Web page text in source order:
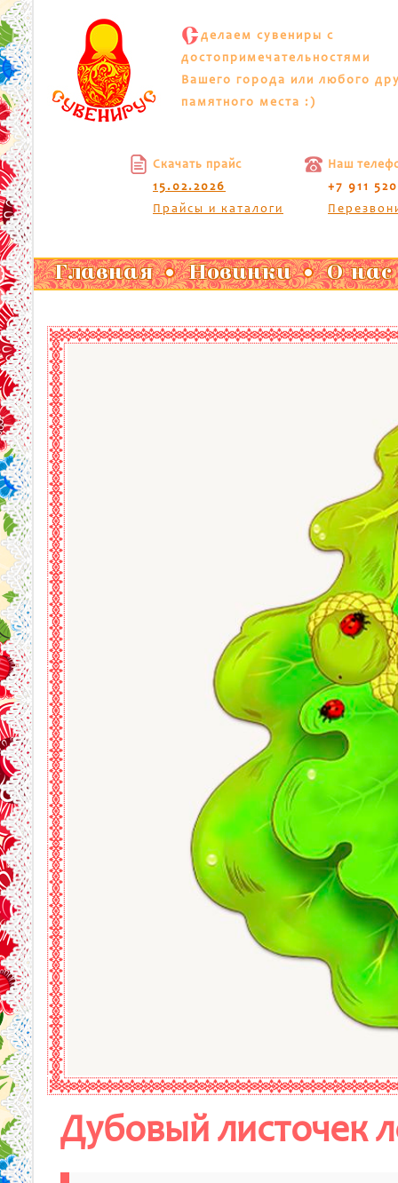
С делаем сувениры с
достопримечательностями
Вашего города или любого
памятного места :)
Скачать прайс
15.02.2026
Прайсы и каталоги
Наш
+7 911
Главная Новинки О нас
Дубовый листочек